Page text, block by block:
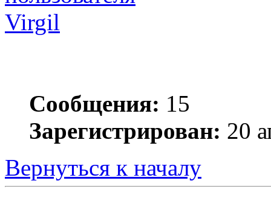
Virgil
Сообщения: 15
Зарегистрирован: 20
Вернуться к началу